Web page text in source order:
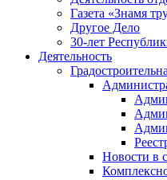
Газета «Знамя
Другое Дело
30-лет
Деятельность
Новости в